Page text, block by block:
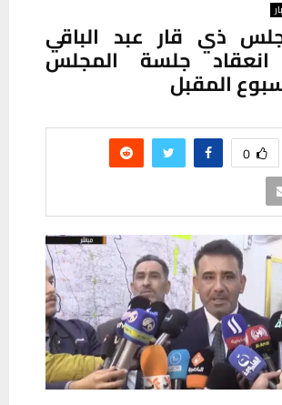
ذي قار عبد الباقي
انعقاد جلسة المجلس
المقبل
0